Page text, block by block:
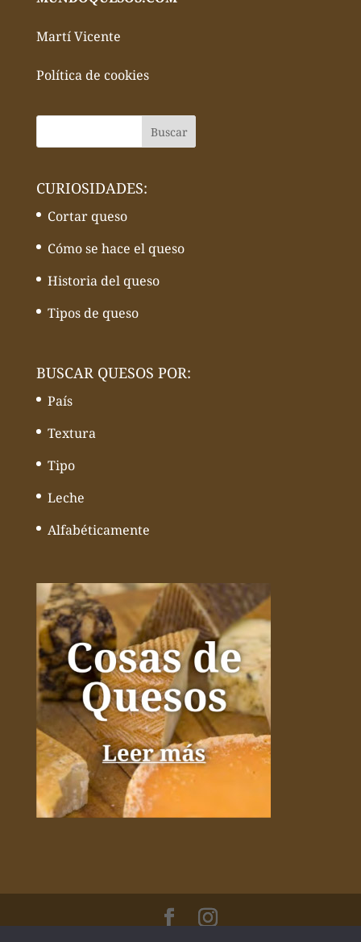
Martí Vicente
Política de cookies
CURIOSIDADES:
Cortar queso
Cómo se hace el queso
Historia del queso
Tipos de queso
BUSCAR QUESOS POR:
País
Textura
Tipo
Leche
Alfabéticamente